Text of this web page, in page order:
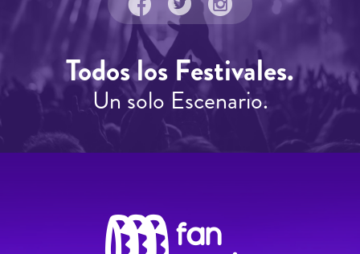
Todos los Festivales.
Un solo Escenario.